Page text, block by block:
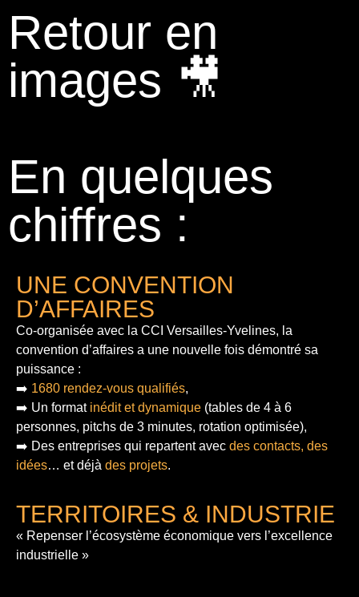
Retour en
images 🎥
En quelques
chiffres :
UNE CONVENTION
D’AFFAIRES
Co-organisée avec la CCI Versailles-Yvelines, la
convention d’affaires a une nouvelle fois démontré sa
puissance :
➡️ 1680 rendez-vous qualifiés,
➡️ Un format inédit et dynamique (tables de 4 à 6
personnes, pitchs de 3 minutes, rotation optimisée),
➡️ Des entreprises qui repartent avec des contacts, des
idées… et déjà des projets.
TERRITOIRES & INDUSTRIE
« Repenser l’écosystème économique vers l’excellence
industrielle »